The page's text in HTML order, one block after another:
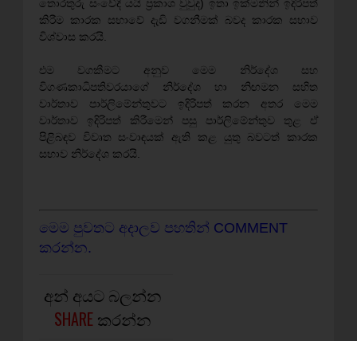
තොරතුරු සංවේදී යයි ප්‍රකාශ වුවුද) ඉතා ඉක්මනින් ඉදිරිපත්
කිරීම කාරක සභාවේ දැඩි වගනීමක් බවද කාරක සභාව
විශ්වාස කරයි.
එම වගකීමට අනුව මෙම නිර්දේශ සහ
විගණකාධිපතිවරයාගේ නිර්දේශ හා නිඟමන සහිත
වාර්තාව පාර්ලිමේන්තුවට ඉදිරිපත් කරන අතර මෙම
වාර්තාව ඉදිරිපත් කිරීමෙන් පසු පාර්ලිමේන්තුව තුළ ඒ
පිළිබඳව විවෘත සංවාඳයක් ඇති කළ යුතු බවටත් කාරක
සභාව නිර්දේශ කරයි.
මෙම පුවතට අදාලව පහතින් COMMENT
කරන්න.
අන් අයට බලන්න
SHARE කරන්න